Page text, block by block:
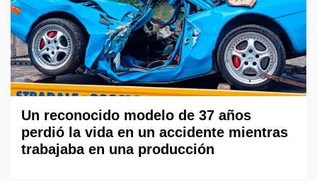
Un reconocido modelo de 37 años
perdió la vida en un accidente mientras
trabajaba en una producción